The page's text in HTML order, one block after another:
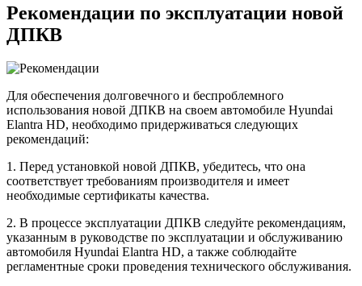
Рекомендации по эксплуатации новой
ДПКВ
Для обеспечения долговечного и беспроблемного
использования новой ДПКВ на своем автомобиле Hyundai
Elantra HD, необходимо придерживаться следующих
рекомендаций:
1. Перед установкой новой ДПКВ, убедитесь, что она
соответствует требованиям производителя и имеет
необходимые сертификаты качества.
2. В процессе эксплуатации ДПКВ следуйте рекомендациям,
указанным в руководстве по эксплуатации и обслуживанию
автомобиля Hyundai Elantra HD, а также соблюдайте
регламентные сроки проведения технического обслуживания.